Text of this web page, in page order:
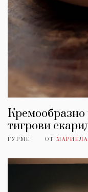
тигрови
ГУРМЕ ОТ